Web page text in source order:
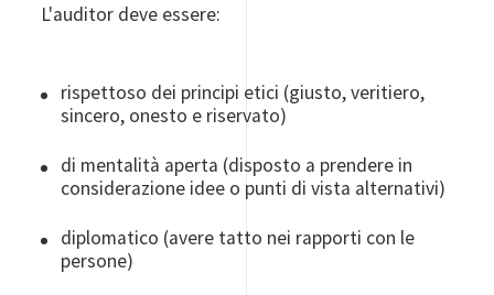
L'auditor deve essere:
rispettoso dei principi etici (giusto, veritiero,
sincero, onesto e riservato)
di mentalità aperta (disposto a prendere in
considerazione idee o punti di vista alternativi)
diplomatico (avere tatto nei rapporti con le
persone)